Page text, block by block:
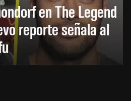
en The Legend
reporte señala al